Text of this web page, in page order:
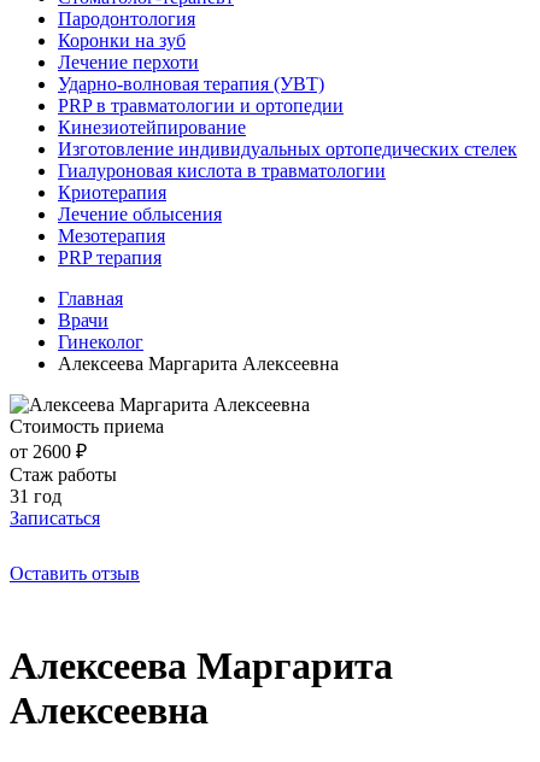
Пародонтология
Коронки на зуб
Лечение перхоти
Ударно-волновая терапия (УВТ)
PRP в травматологии и ортопедии
Кинезиотейпирование
Изготовление индивидуальных ортопедических стелек
Гиалуроновая кислота в травматологии
Криотерапия
Лечение облысения
Мезотерапия
PRP терапия
Главная
Врачи
Гинеколог
Алексеева Маргарита Алексеевна
Стоимость приема
от 2600 ₽
Стаж работы
31 год
Записаться
Оставить отзыв
Алексеева Маргарита
Алексеевна